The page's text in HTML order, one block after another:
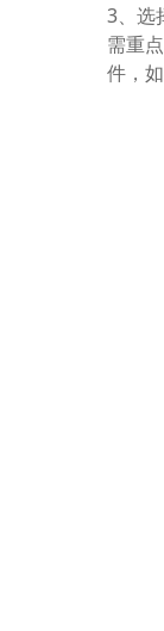
3、选
需重
件，